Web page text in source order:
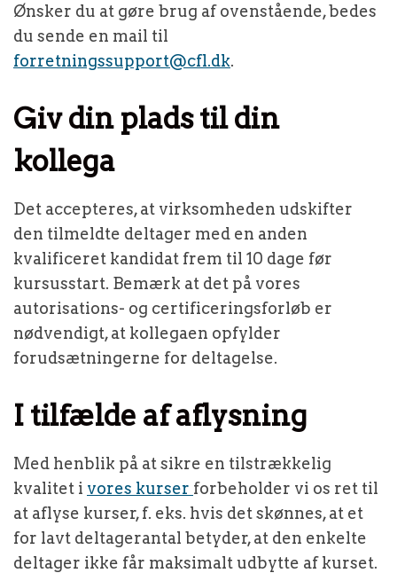
Ønsker du at gøre brug af ovenstående, bedes
du sende en mail til
forretningssupport@cfl.dk.
Giv din plads til din
kollega
Det accepteres, at virksomheden udskifter
den tilmeldte deltager med en anden
kvalificeret kandidat frem til 10 dage før
kursusstart. Bemærk at det på vores
autorisations- og certificeringsforløb er
nødvendigt, at kollegaen opfylder
forudsætningerne for deltagelse.
I tilfælde af aflysning
Med henblik på at sikre en tilstrækkelig
kvalitet i vores kurser forbeholder vi os ret til
at aflyse kurser, f. eks. hvis det skønnes, at et
for lavt deltagerantal betyder, at den enkelte
deltager ikke får maksimalt udbytte af kurset.